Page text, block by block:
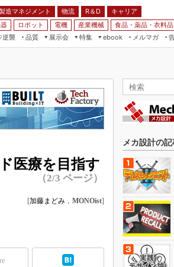
造マネジメント 物流 R＆D
キャリア
ロボット 電機 産業機械 食品・薬品・衣料品
逆襲 品質
展示会
ティング
ン展
特集
ビス
術
ebook
ネジメント
ティ
メルマガ
医療を目指す
（2/3 ページ）
[加藤まどみ ， MONOist]
メカ設計の